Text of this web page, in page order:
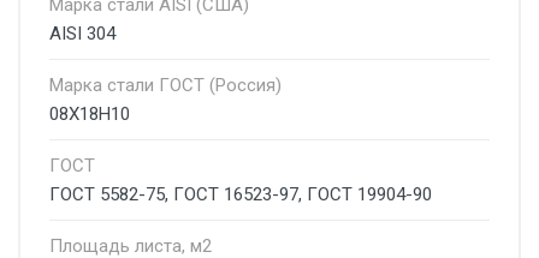
Марка стали AISI (США)
AISI 304
Марка стали ГОСТ (Россия)
08Х18Н10
ГОСТ
ГОСТ 5582-75, ГОСТ 16523-97, ГОСТ 19904-90
Площадь листа, м2